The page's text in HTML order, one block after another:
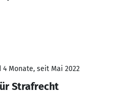
4 Monate, seit Mai 2022
Strafrecht